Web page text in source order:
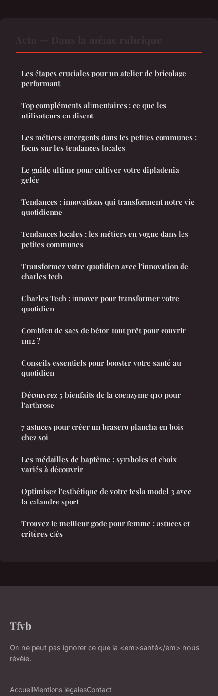
Les étapes cruciales pour un atelier de bricolage
performant
Top compléments alimentaires : ce que les
utilisateurs en disent
Les métiers émergents dans les petites communes :
focus sur les tendances locales
Le guide ultime pour cultiver votre dipladenia
gelée
Tendances : innovations qui transforment notre vie
quotidienne
Tendances locales : les métiers en vogue dans les
petites communes
Transformez votre quotidien avec l'innovation de
charles tech
Charles Tech : innover pour transformer votre
quotidien
Combien de sacs de béton tout prêt pour couvrir
1m2 ?
Conseils essentiels pour booster votre santé au
quotidien
Découvrez 5 bienfaits de la coenzyme q10 pour
l'arthrose
7 astuces pour créer un brasero plancha en bois
chez soi
Les médailles de baptême : symboles et choix
variés à découvrir
Optimisez l'esthétique de votre tesla model 3 avec
la calandre sport
Trouvez le meilleur gode pour femme : astuces et
critères clés
Tfvb
On ne peut pas ignorer ce que la <em>santé</em> nous
révèle.
AccueilMentions légalesContact